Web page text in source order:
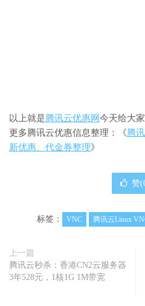
以上就是腾讯云优惠网今天给大
更多腾讯云优惠信息整理：《腾
新优惠、代金券整理》
赞(
标签： VNC 腾讯云Linux
上一篇
腾讯云秒杀：香港CN2云服务器
3年528元，1核1G 1M带宽